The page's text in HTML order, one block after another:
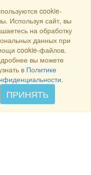
cookie-
Используя сайт, вы
на обработку
данных при
cookie-файлов.
вы можете
в Политике
.
ПРИНЯТЬ